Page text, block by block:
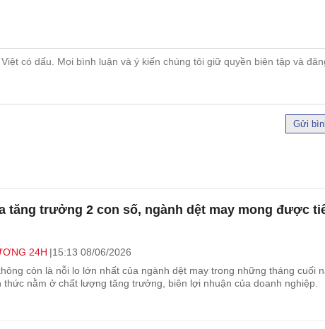
Gửi
tăng trưởng 2 con số, ngành dệt may mong được
24H 15:13 08/06/2026
còn là nỗi lo lớn nhất của ngành dệt may trong những tháng cuối
thức nằm ở chất lượng tăng trưởng, biên lợi nhuận của doanh nghiệp.